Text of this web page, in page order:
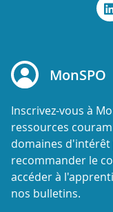
MonSPO
Inscrivez-vous à
ressources
domaines
recommander le
accéder à
nos bulletins.